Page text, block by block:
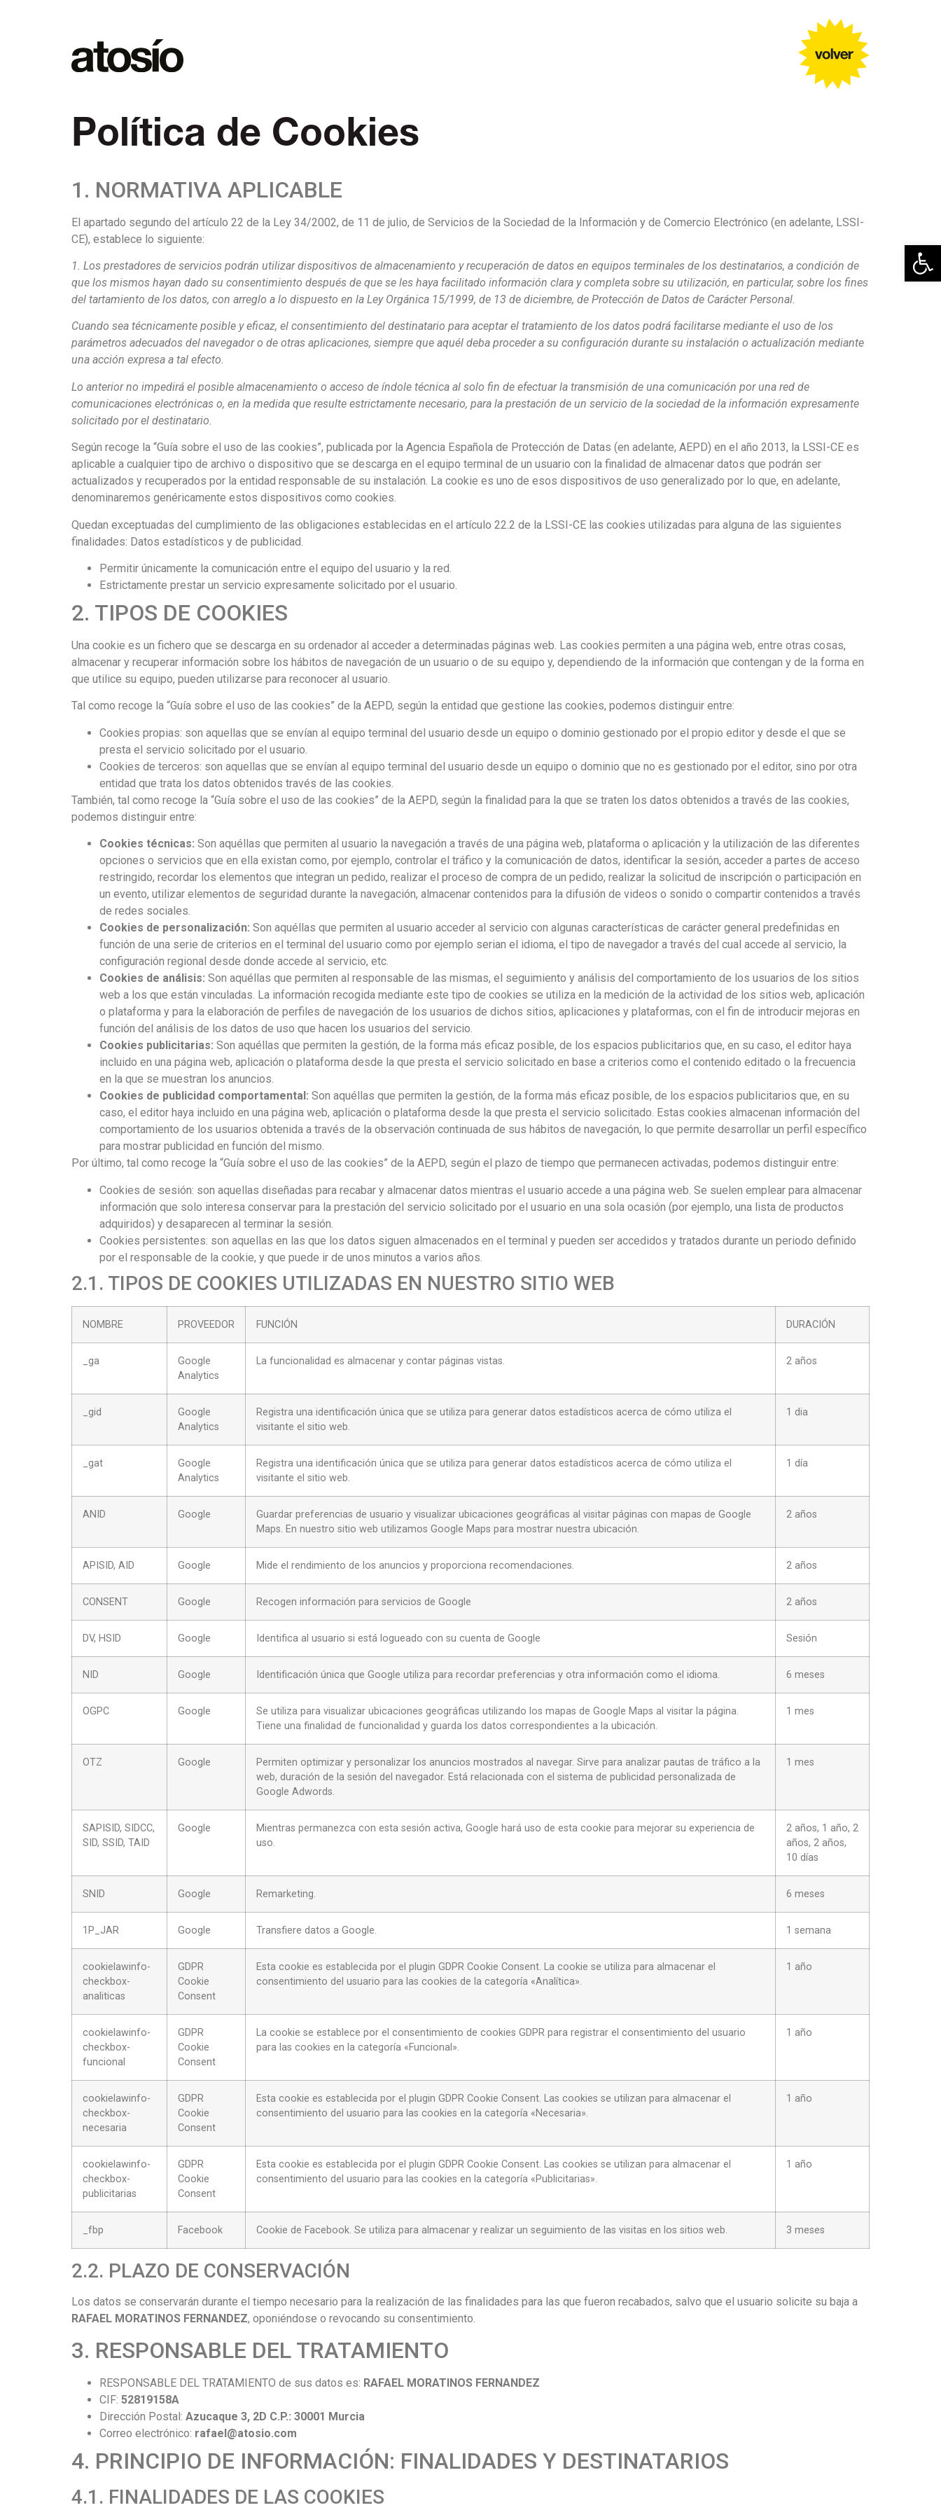
Abrir
Política de Cookies
1. NORMATIVA APLICABLE
El apartado segundo del artículo 22 de la Ley 34/2002, de 11 de julio, de Servicios de la Sociedad de la Información y de Comercio Electrónico (en adelante, LSSI-
CE), establece lo siguiente:
1. Los prestadores de servicios podrán utilizar dispositivos de almacenamiento y recuperación de datos en equipos terminales de los destinatarios, a condición de
que los mismos hayan dado su consentimiento después de que se les haya facilitado información clara y completa sobre su utilización, en particular, sobre los fines
del tartamiento de los datos, con arreglo a lo dispuesto en la Ley Orgánica 15/1999, de 13 de diciembre, de Protección de Datos de Carácter Personal.
Cuando sea técnicamente posible y eficaz, el consentimiento del destinatario para aceptar el tratamiento de los datos podrá facilitarse mediante el uso de los
parámetros adecuados del navegador o de otras aplicaciones, siempre que aquél deba proceder a su configuración durante su instalación o actualización mediante
una acción expresa a tal efecto.
Lo anterior no impedirá el posible almacenamiento o acceso de índole técnica al solo fin de efectuar la transmisión de una comunicación por una red de
comunicaciones electrónicas o, en la medida que resulte estrictamente necesario, para la prestación de un servicio de la sociedad de la información expresamente
solicitado por el destinatario.
Según recoge la “Guía sobre el uso de las cookies”, publicada por la Agencia Española de Protección de Datas (en adelante, AEPD) en el año 2013, la LSSI-CE es
aplicable a cualquier tipo de archivo o dispositivo que se descarga en el equipo terminal de un usuario con la finalidad de almacenar datos que podrán ser
actualizados y recuperados por la entidad responsable de su instalación. La cookie es uno de esos dispositivos de uso generalizado por lo que, en adelante,
denominaremos genéricamente estos dispositivos como cookies.
Quedan exceptuadas del cumplimiento de las obligaciones establecidas en el artículo 22.2 de la LSSI-CE las cookies utilizadas para alguna de las siguientes
finalidades: Datos estadísticos y de publicidad.
Permitir únicamente la comunicación entre el equipo del usuario y la red.
Estrictamente prestar un servicio expresamente solicitado por el usuario.
2. TIPOS DE COOKIES
Una cookie es un fichero que se descarga en su ordenador al acceder a determinadas páginas web. Las cookies permiten a una página web, entre otras cosas,
almacenar y recuperar información sobre los hábitos de navegación de un usuario o de su equipo y, dependiendo de la información que contengan y de la forma en
que utilice su equipo, pueden utilizarse para reconocer al usuario.
Tal como recoge la “Guía sobre el uso de las cookies” de la AEPD, según la entidad que gestione las cookies, podemos distinguir entre:
Cookies propias: son aquellas que se envían al equipo terminal del usuario desde un equipo o dominio gestionado por el propio editor y desde el que se
presta el servicio solicitado por el usuario.
Cookies de terceros: son aquellas que se envían al equipo terminal del usuario desde un equipo o dominio que no es gestionado por el editor, sino por otra
entidad que trata los datos obtenidos través de las cookies.
También, tal como recoge la “Guía sobre el uso de las cookies” de la AEPD, según la finalidad para la que se traten los datos obtenidos a través de las cookies,
podemos distinguir entre:
Cookies técnicas: Son aquéllas que permiten al usuario la navegación a través de una página web, plataforma o aplicación y la utilización de las diferentes
opciones o servicios que en ella existan como, por ejemplo, controlar el tráfico y la comunicación de datos, identificar la sesión, acceder a partes de acceso
restringido, recordar los elementos que integran un pedido, realizar el proceso de compra de un pedido, realizar la solicitud de inscripción o participación en
un evento, utilizar elementos de seguridad durante la navegación, almacenar contenidos para la difusión de videos o sonido o compartir contenidos a través
de redes sociales.
Cookies de personalización: Son aquéllas que permiten al usuario acceder al servicio con algunas características de carácter general predefinidas en
función de una serie de criterios en el terminal del usuario como por ejemplo serian el idioma, el tipo de navegador a través del cual accede al servicio, la
configuración regional desde donde accede al servicio, etc.
Cookies de análisis: Son aquéllas que permiten al responsable de las mismas, el seguimiento y análisis del comportamiento de los usuarios de los sitios
web a los que están vinculadas. La información recogida mediante este tipo de cookies se utiliza en la medición de la actividad de los sitios web, aplicación
o plataforma y para la elaboración de perfiles de navegación de los usuarios de dichos sitios, aplicaciones y plataformas, con el fin de introducir mejoras en
función del análisis de los datos de uso que hacen los usuarios del servicio.
Cookies publicitarias: Son aquéllas que permiten la gestión, de la forma más eficaz posible, de los espacios publicitarios que, en su caso, el editor haya
incluido en una página web, aplicación o plataforma desde la que presta el servicio solicitado en base a criterios como el contenido editado o la frecuencia
en la que se muestran los anuncios.
Cookies de publicidad comportamental: Son aquéllas que permiten la gestión, de la forma más eficaz posible, de los espacios publicitarios que, en su
caso, el editor haya incluido en una página web, aplicación o plataforma desde la que presta el servicio solicitado. Estas cookies almacenan información del
comportamiento de los usuarios obtenida a través de la observación continuada de sus hábitos de navegación, lo que permite desarrollar un perfil específico
para mostrar publicidad en función del mismo.
Por último, tal como recoge la “Guía sobre el uso de las cookies” de la AEPD, según el plazo de tiempo que permanecen activadas, podemos distinguir entre:
Cookies de sesión: son aquellas diseñadas para recabar y almacenar datos mientras el usuario accede a una página web. Se suelen emplear para almacenar
información que solo interesa conservar para la prestación del servicio solicitado por el usuario en una sola ocasión (por ejemplo, una lista de productos
adquiridos) y desaparecen al terminar la sesión.
Cookies persistentes: son aquellas en las que los datos siguen almacenados en el terminal y pueden ser accedidos y tratados durante un periodo definido
por el responsable de la cookie, y que puede ir de unos minutos a varios años.
2.1. TIPOS DE COOKIES UTILIZADAS EN NUESTRO SITIO WEB
NOMBRE PROVEEDOR FUNCIÓN DURACIÓN
_ga
Google
Analytics
La funcionalidad es almacenar y contar páginas vistas. 2 años
_gid
Google
Analytics
Registra una identificación única que se utiliza para generar datos estadísticos acerca de cómo utiliza el
visitante el sitio web.
1 dia
_gat
Google
Analytics
Registra una identificación única que se utiliza para generar datos estadísticos acerca de cómo utiliza el
visitante el sitio web.
1 día
ANID Google
Guardar preferencias de usuario y visualizar ubicaciones geográficas al visitar páginas con mapas de Google
Maps. En nuestro sitio web utilizamos Google Maps para mostrar nuestra ubicación.
2 años
APISID, AID Google Mide el rendimiento de los anuncios y proporciona recomendaciones. 2 años
CONSENT Google Recogen información para servicios de Google 2 años
DV, HSID Google Identifica al usuario si está logueado con su cuenta de Google Sesión
NID Google Identificación única que Google utiliza para recordar preferencias y otra información como el idioma. 6 meses
OGPC Google
Se utiliza para visualizar ubicaciones geográficas utilizando los mapas de Google Maps al visitar la página.
Tiene una finalidad de funcionalidad y guarda los datos correspondientes a la ubicación.
1 mes
OTZ Google
Permiten optimizar y personalizar los anuncios mostrados al navegar. Sirve para analizar pautas de tráfico a la
web, duración de la sesión del navegador. Está relacionada con el sistema de publicidad personalizada de
Google Adwords.
1 mes
SAPISID, SIDCC,
SID, SSID, TAID
Google
Mientras permanezca con esta sesión activa, Google hará uso de esta cookie para mejorar su experiencia de
uso.
2 años, 1 año, 2
años, 2 años,
10 días
SNID Google Remarketing. 6 meses
1P_JAR Google Transfiere datos a Google. 1 semana
cookielawinfo-
checkbox-
analiticas
GDPR
Cookie
Consent
Esta cookie es establecida por el plugin GDPR Cookie Consent. La cookie se utiliza para almacenar el
consentimiento del usuario para las cookies de la categoría «Analítica».
1 año
cookielawinfo-
checkbox-
funcional
GDPR
Cookie
Consent
La cookie se establece por el consentimiento de cookies GDPR para registrar el consentimiento del usuario
para las cookies en la categoría «Funcional».
1 año
cookielawinfo-
checkbox-
necesaria
GDPR
Cookie
Consent
Esta cookie es establecida por el plugin GDPR Cookie Consent. Las cookies se utilizan para almacenar el
consentimiento del usuario para las cookies en la categoría «Necesaria».
1 año
cookielawinfo-
checkbox-
publicitarias
GDPR
Cookie
Consent
Esta cookie es establecida por el plugin GDPR Cookie Consent. Las cookies se utilizan para almacenar el
consentimiento del usuario para las cookies en la categoría «Publicitarias».
1 año
_fbp Facebook Cookie de Facebook. Se utiliza para almacenar y realizar un seguimiento de las visitas en los sitios web. 3 meses
2.2. PLAZO DE CONSERVACIÓN
Los datos se conservarán durante el tiempo necesario para la realización de las finalidades para las que fueron recabados, salvo que el usuario solicite su baja a
RAFAEL MORATINOS FERNANDEZ, oponiéndose o revocando su consentimiento.
3. RESPONSABLE DEL TRATAMIENTO
RESPONSABLE DEL TRATAMIENTO de sus datos es: RAFAEL MORATINOS FERNANDEZ
CIF: 52819158A
Dirección Postal: Azucaque 3, 2D C.P.: 30001 Murcia
Correo electrónico: rafael@atosio.com
4. PRINCIPIO DE INFORMACIÓN: FINALIDADES Y DESTINATARIOS
4.1. FINALIDADES DE LAS COOKIES